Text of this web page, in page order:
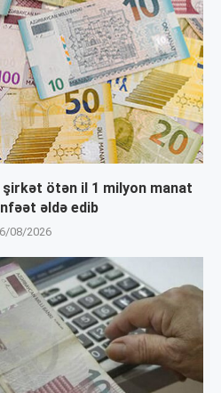
şirkət ötən il 1 milyon manat
əldə edib
08/2026